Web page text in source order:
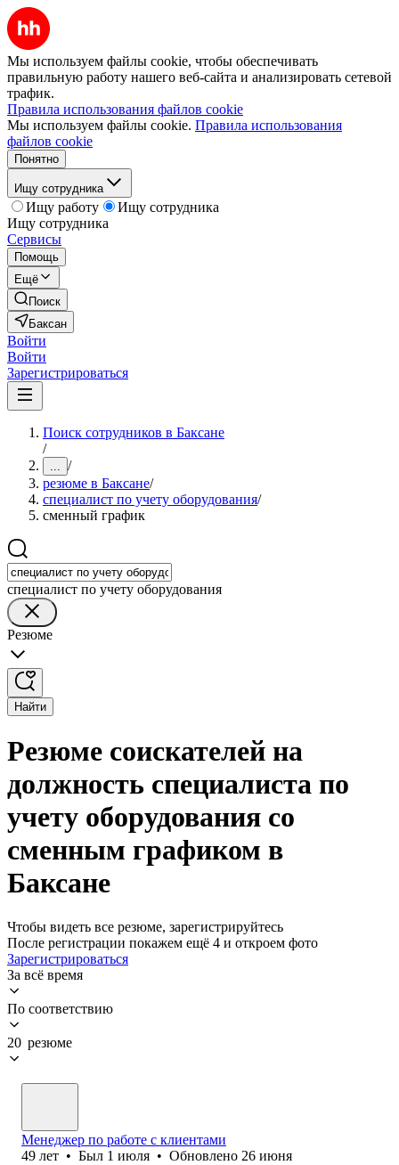
Мы используем файлы cookie, чтобы обеспечивать
правильную работу нашего веб-сайта и анализировать сетевой
трафик.
Правила использования файлов cookie
Мы используем файлы cookie. Правила использования
файлов cookie
Понятно
Ищу сотрудника
Ищу работу
Ищу сотрудника
Ищу сотрудника
Сервисы
Помощь
Ещё
Поиск
Баксан
Войти
Войти
Зарегистрироваться
Поиск сотрудников в Баксане
/
... /
резюме в Баксане/
специалист по учету оборудования/
сменный график
специалист по учету оборудования
Резюме
Найти
Резюме соискателей на
должность специалиста по
учету оборудования со
сменным графиком в
Баксане
Чтобы видеть все резюме, зарегистрируйтесь
После регистрации покажем ещё 4 и откроем фото
Зарегистрироваться
За всё время
По соответствию
20 резюме
Менеджер по работе с клиентами
49 лет • Был 1 июля • Обновлено 26 июня